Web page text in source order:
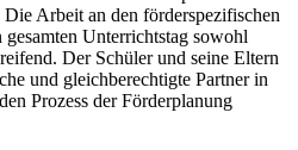
Arbeit an den förderspezifischen
Unterrichtstag sowohl
Der Schüler und seine Eltern
und gleichberechtigte Partner in
Prozess der Förderplanung